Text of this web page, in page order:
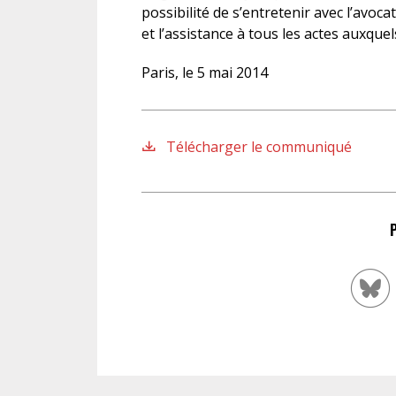
possibilité de s’entretenir avec
et l’assistance à tous les actes
Paris, le 5 mai 2014
Télécharger le communiqué